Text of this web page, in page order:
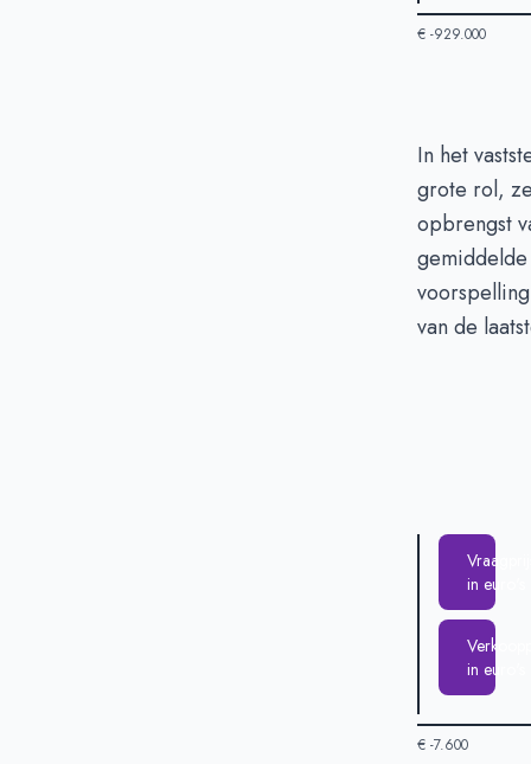
€ -929.000
Vraagprijs in
Verkoopprijs
In het
grote rol,
opbrengst
van de
Vraagprijs
in euro's
in euro's
€ -7.600